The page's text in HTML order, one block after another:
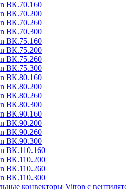
ВК.70.160
ВК.70.200
ВК.70.260
ВК.70.300
ВК.75.160
ВК.75.200
ВК.75.260
ВК.75.300
ВК.80.160
ВК.80.200
ВК.80.260
ВК.80.300
ВК.90.160
ВК.90.200
ВК.90.260
ВК.90.300
ВК.110.160
ВК.110.200
ВК.110.260
ВК.110.300
конвекторы Vitron с